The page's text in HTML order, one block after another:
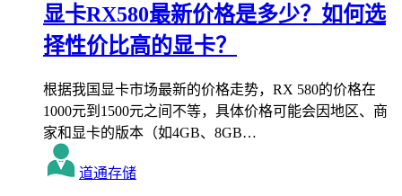
显卡RX580最新价格是多少？如何选
择性价比高的显卡？
根据我国显卡市场最新的价格走势，RX 580的价格在
1000元到1500元之间不等，具体价格可能会因地区、商
家和显卡的版本（如4GB、8GB…
道通存储